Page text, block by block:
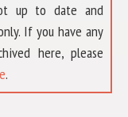
up to date and
If you have any
here, please
.